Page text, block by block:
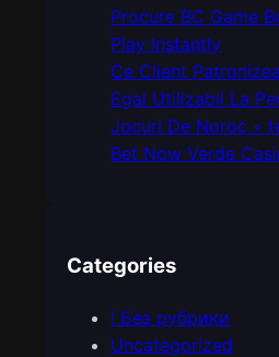
Procure BC Game
Play Instantly
Ce Client
Egal Utilizabil La
Jocuri De Noroc ◦
Bet Now Verde
Categories
! Без рубрики
Uncategorized